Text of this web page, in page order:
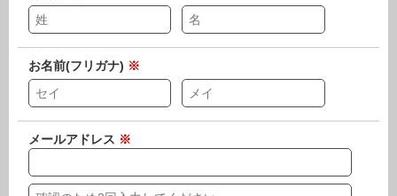
お名前(フリガナ) ※
メールアドレス ※